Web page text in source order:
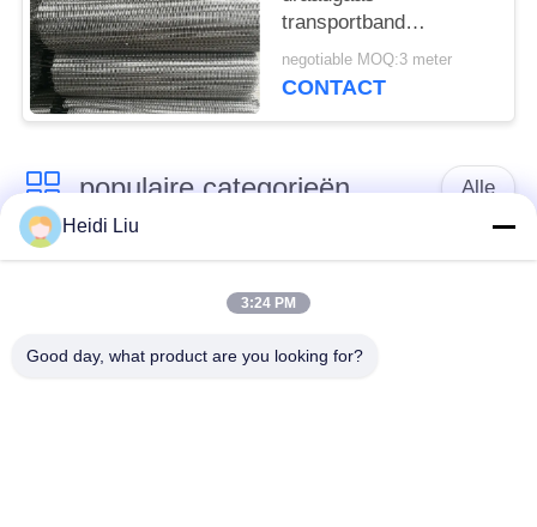
transportband
spiraalvormige
draadgaasgordel
negotiable MOQ:3 meter
CONTACT
populaire categorieën Alle
het netwerkriem van
netwerkriem
Heidi Liu
3:24 PM
Good day, what product are you looking for?